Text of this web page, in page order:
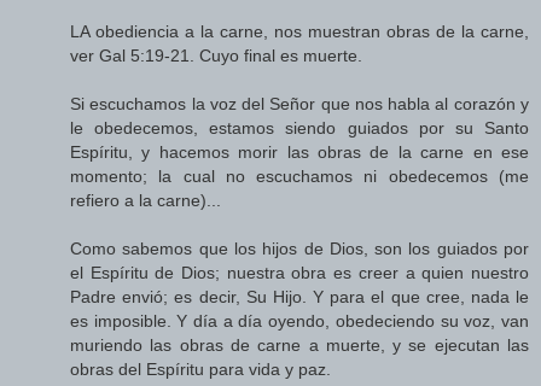
LA obediencia a la carne, nos muestran obras de la carne,
ver Gal 5:19-21. Cuyo final es muerte.
Si escuchamos la voz del Señor que nos habla al corazón y
le obedecemos, estamos siendo guiados por su Santo
Espíritu, y hacemos morir las obras de la carne en ese
momento; la cual no escuchamos ni obedecemos (me
refiero a la carne)...
Como sabemos que los hijos de Dios, son los guiados por
el Espíritu de Dios; nuestra obra es creer a quien nuestro
Padre envió; es decir, Su Hijo. Y para el que cree, nada le
es imposible. Y día a día oyendo, obedeciendo su voz, van
muriendo las obras de carne a muerte, y se ejecutan las
obras del Espíritu para vida y paz.